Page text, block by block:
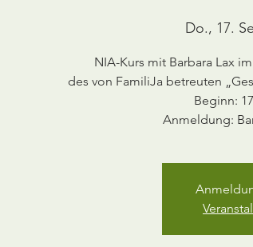
Do., 17.
NIA-Kurs mit Barbara Lax
des von FamiliJa betreuten
Beginn: